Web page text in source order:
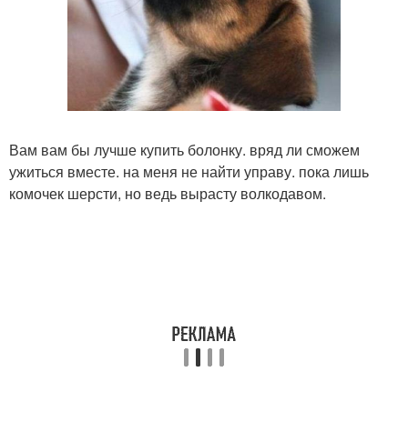
Вам вам бы лучше купить болонку. вряд ли сможем
ужиться вместе. на меня не найти управу. пока лишь
комочек шерсти, но ведь вырасту волкодавом.